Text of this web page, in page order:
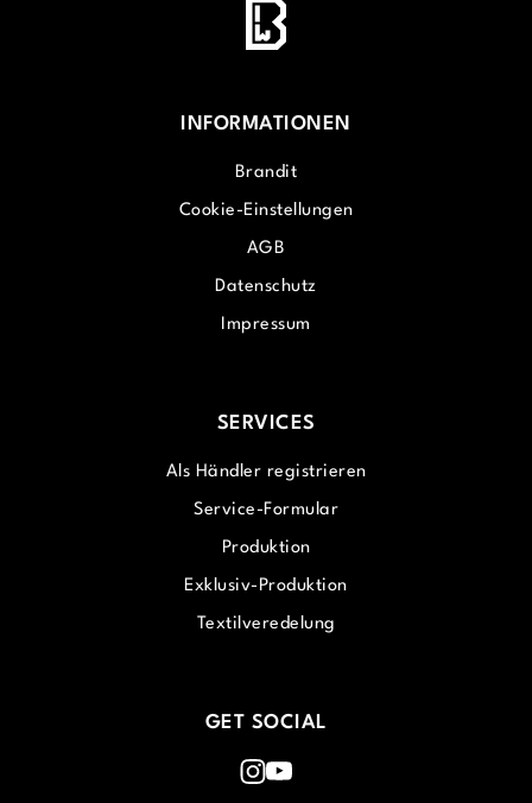
INFORMATIONEN
Brandit
Cookie-Einstellungen
AGB
Datenschutz
Impressum
SERVICES
Als Händler registrieren
Service-Formular
Produktion
Exklusiv-Produktion
Textilveredelung
GET SOCIAL
Instagram
Youtube